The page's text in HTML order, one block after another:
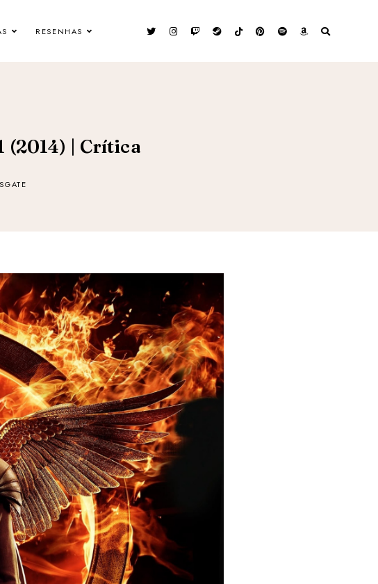
RESENHAS
(2014) | Crítica